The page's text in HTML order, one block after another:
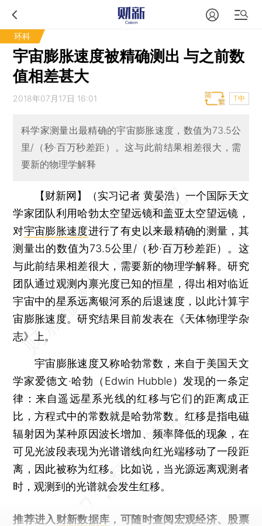
环科
宇宙膨胀速度被精确测出 与之前数
值相差甚大
2018年07月17日 16:01 T中
科学家测量出最精确的宇宙膨胀速度，数值为73.5公
里/（秒·百万秒差距）。这与此前结果相差很大，需
要新的物理学解释
【财新网】（实习记者 黄晏浩）一个国际天文
学家团队利用哈勃太空望远镜和盖亚太空望远镜，
对宇宙膨胀速度进行了有史以来最精确的测量，其
测量出的数值为73.5公里/（秒·百万秒差距）。这
与此前结果相差很大，需要新的物理学解释。研究
团队通过观测内禀光度已知的恒星，得出相对临近
宇宙中的星系远离银河系的后退速度，以此计算宇
宙膨胀速度。研究结果目前发表在《天体物理学杂
志》上。
宇宙膨胀速度又称哈勃常数，来自于美国天文
学家爱德文·哈勃（Edwin Hubble）发现的一条定
律：来自遥远星系光线的红移与它们的距离成正
比，方程式中的常数就是哈勃常数。红移是指电磁
辐射因为某种原因波长增加、频率降低的现象，在
可见光波段表现为光谱谱线向红光端移动了一段距
离，因此被称为红移。比如说，当光源远离观测者
时，观测到的光谱就会发生红移。
推荐进入 财新数据库 ，可随时查阅宏观经济、股票